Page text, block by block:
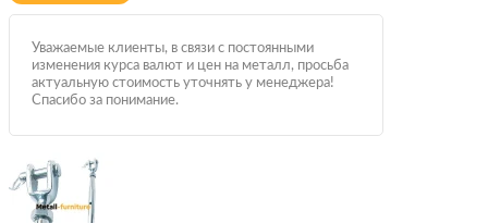
Уважаемые клиенты, в связи с постоянными
изменения курса валют и цен на металл, просьба
актуальную стоимость уточнять у менеджера!
Спасибо за понимание.